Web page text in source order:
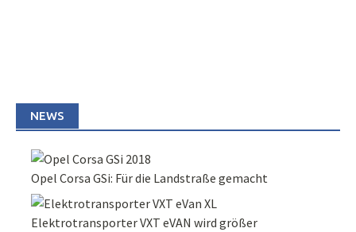
NEWS
Opel Corsa GSi: Für die Landstraße gemacht
Elektrotransporter VXT eVAN wird größer